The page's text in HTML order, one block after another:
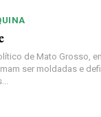
de Mato Grosso,
ser moldadas e